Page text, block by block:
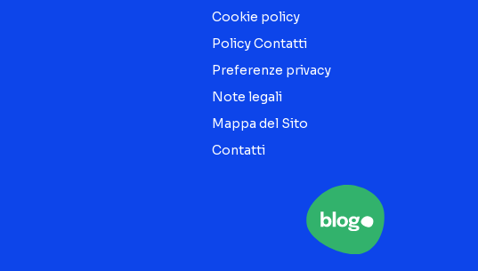
Cookie policy
Policy Contatti
Preferenze privacy
Note legali
Mappa del Sito
Contatti